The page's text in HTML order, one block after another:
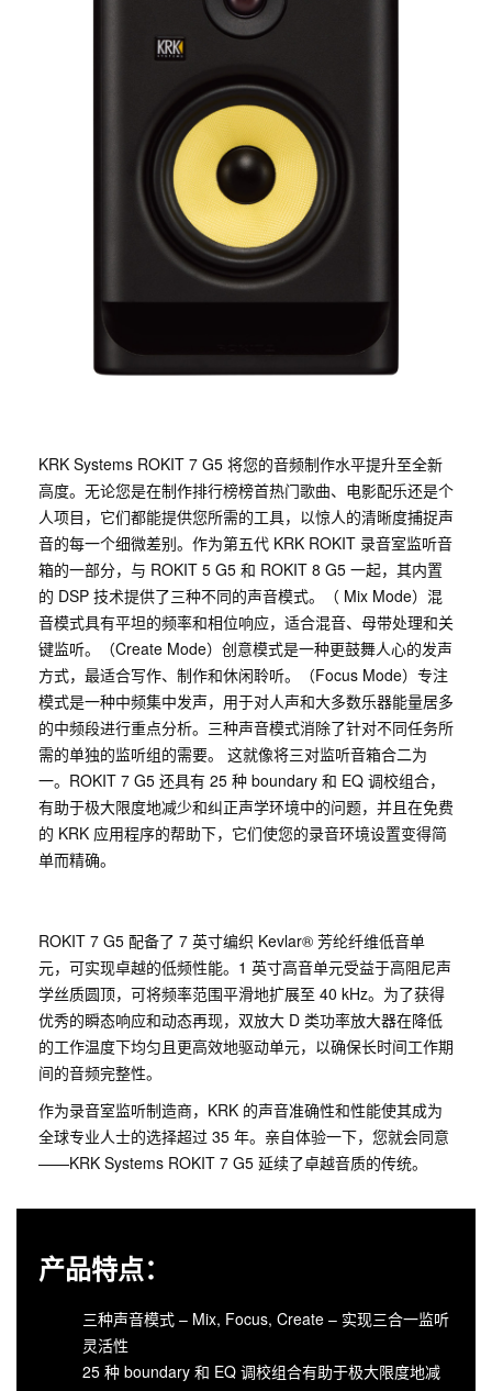
KRK Systems ROKIT 7 G5 将您的音频制作水平提升至全新
高度。无论您是在制作排行榜榜首热门歌曲、电影配乐还是个
人项目，它们都能提供您所需的工具，以惊人的清晰度捕捉声
音的每一个细微差别。作为第五代 KRK ROKIT 录音室监听音
箱的一部分，与 ROKIT 5 G5 和 ROKIT 8 G5 一起，其内置
的 DSP 技术提供了三种不同的声音模式。（ Mix Mode）混
音模式具有平坦的频率和相位响应，适合混音、母带处理和关
键监听。（Create Mode）创意模式是一种更鼓舞人心的发声
方式，最适合写作、制作和休闲聆听。（Focus Mode）专注
模式是一种中频集中发声，用于对人声和大多数乐器能量居多
的中频段进行重点分析。三种声音模式消除了针对不同任务所
需的单独的监听组的需要。 这就像将三对监听音箱合二为
一。ROKIT 7 G5 还具有 25 种 boundary 和 EQ 调校组合，
有助于极大限度地减少和纠正声学环境中的问题，并且在免费
的 KRK 应用程序的帮助下，它们使您的录音环境设置变得简
单而精确。
ROKIT 7 G5 配备了 7 英寸编织 Kevlar® 芳纶纤维低音单
元，可实现卓越的低频性能。1 英寸高音单元受益于高阻尼声
学丝质圆顶，可将频率范围平滑地扩展至 40 kHz。为了获得
优秀的瞬态响应和动态再现，双放大 D 类功率放大器在降低
的工作温度下均匀且更高效地驱动单元，以确保长时间工作期
间的音频完整性。
作为录音室监听制造商，KRK 的声音准确性和性能使其成为
全球专业人士的选择超过 35 年。亲自体验一下，您就会同意
——KRK Systems ROKIT 7 G5 延续了卓越音质的传统。
产品特点：
三种声音模式 – Mix, Focus, Create – 实现三合一监听
灵活性
25 种 boundary 和 EQ 调校组合有助于极大限度地减